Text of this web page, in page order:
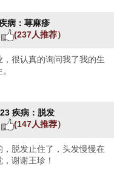
病：荨麻疹
(237人推荐）
很认真的询问我了我的生
疾病：脱发
(147人推荐）
脱发止住了，头发慢慢在
谢谢王珍！